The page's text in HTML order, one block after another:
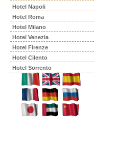
Hotel Napoli
Hotel Roma
Hotel Milano
Hotel Venezia
Hotel Firenze
Hotel Cilento
Hotel Sorrento